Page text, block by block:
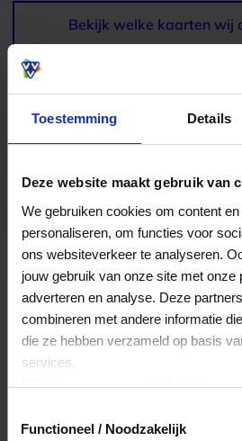
Toestemming Details
Deze website maakt gebruik van
We gebruiken cookies om content
personaliseren, om functies voor
ons websiteverkeer te analyseren.
jouw gebruik van onze site met onze
adverteren en analyse. Deze
combineren met andere informatie
die ze hebben verzameld op basis
services.
Klikhiervoor ons cookiebeleid.
Functioneel / Noodzakelijk
dat zonnige Griekse
Bekijk welke kaarten wij
Alexandros de Griek
Spelstraat 1
6707ER Wageningen
Veelgestelde Vragen
Hoelang blijft mijn saldo